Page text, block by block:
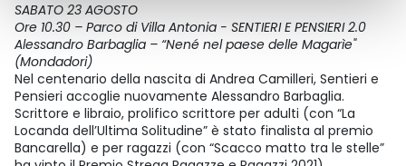
SABATO 23 AGOSTO
Ore 10.30 – Parco di Villa Antonia - SENTIERI E PENSIERI 2.0
Alessandro Barbaglia – “Nené nel paese delle Magarìe"
(Mondadori)
Nel centenario della nascita di Andrea Camilleri, Sentieri e
Pensieri accoglie nuovamente Alessandro Barbaglia.
Scrittore e libraio, prolifico scrittore per adulti (con “La
Locanda dell’Ultima Solitudine” è stato finalista al premio
Bancarella) e per ragazzi (con “Scacco matto tra le stelle”